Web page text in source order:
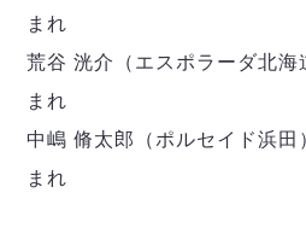
まれ
荒谷 洸介（エスポラーダ北
まれ
中嶋 脩太郎（ポルセイド浜
まれ